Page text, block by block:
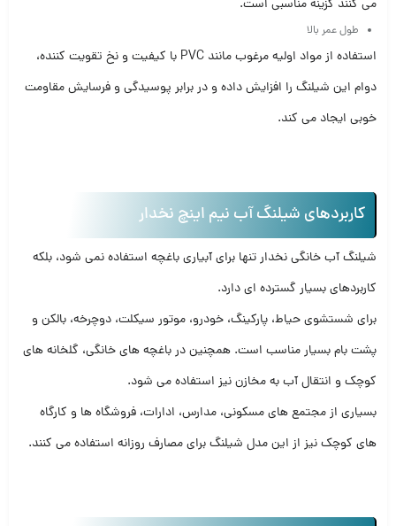
می کنند گزینه مناسبی است.
طول عمر بالا
استفاده از مواد اولیه مرغوب مانند PVC با کیفیت و نخ تقویت کننده،
دوام این شیلنگ را افزایش داده و در برابر پوسیدگی و فرسایش مقاومت
خوبی ایجاد می کند.
کاربردهای شیلنگ آب نیم اینچ نخدار
شیلنگ آب خانگی نخدار تنها برای آبیاری باغچه استفاده نمی شود، بلکه
کاربردهای بسیار گسترده ای دارد.
برای شستشوی حیاط، پارکینگ، خودرو، موتور سیکلت، دوچرخه، بالکن و
پشت بام بسیار مناسب است. همچنین در باغچه های خانگی، گلخانه های
کوچک و انتقال آب به مخازن نیز استفاده می شود.
بسیاری از مجتمع های مسکونی، مدارس، ادارات، فروشگاه ها و کارگاه
های کوچک نیز از این مدل شیلنگ برای مصارف روزانه استفاده می کنند.